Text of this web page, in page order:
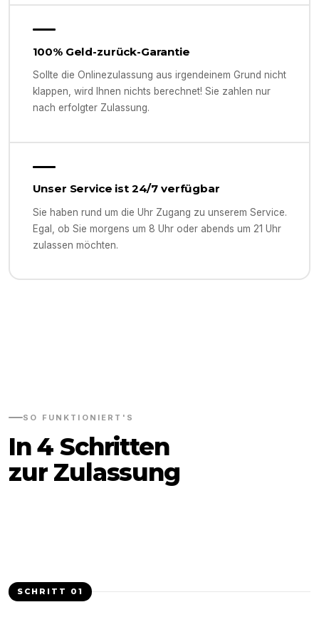
100% Geld-zurück-Garantie
Sollte die Onlinezulassung aus irgendeinem Grund nicht
klappen, wird Ihnen nichts berechnet! Sie zahlen nur
nach erfolgter Zulassung.
Unser Service ist 24/7 verfügbar
Sie haben rund um die Uhr Zugang zu unserem Service.
Egal, ob Sie morgens um 8 Uhr oder abends um 21 Uhr
zulassen möchten.
SO FUNKTIONIERT'S
In 4 Schritten
zur Zulassung
SCHRITT 01